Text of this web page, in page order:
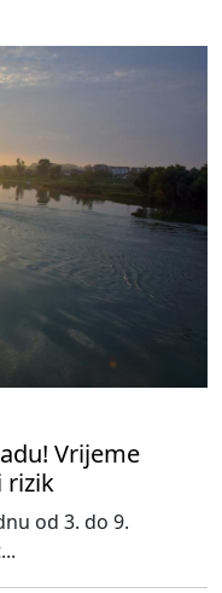
Vrijeme
rizik
od 3. do 9.